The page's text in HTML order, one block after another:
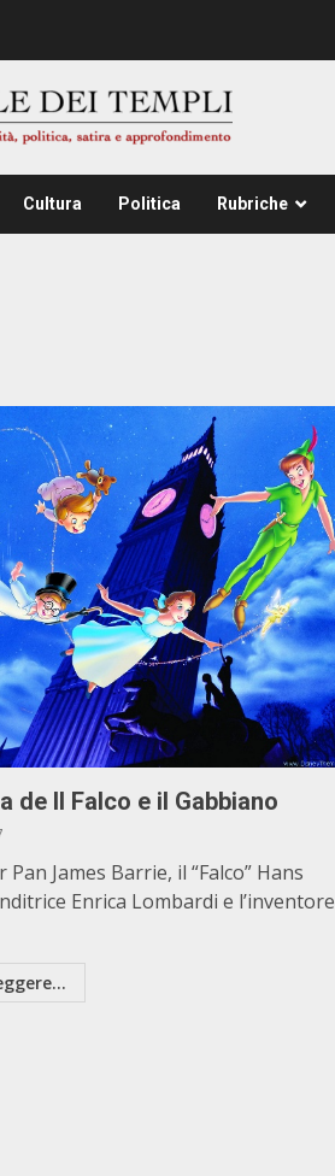
Cultura Politica Rubriche
de Il Falco e il Gabbiano
James Barrie, il “Falco” Hans
Enrica Lombardi e l’inventore